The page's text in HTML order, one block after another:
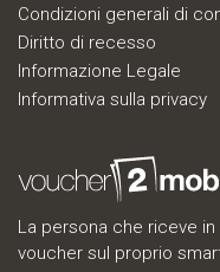
Condizioni generali di
Diritto di recesso
Informazione Legale
Informativa sulla privacy
La persona che riceve
voucher sul proprio